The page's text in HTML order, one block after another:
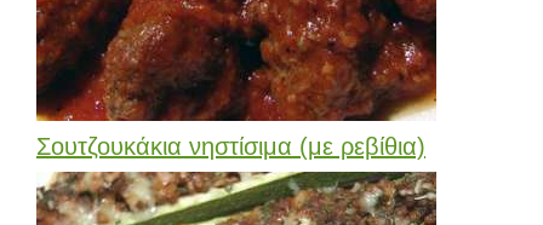
Σουτζουκάκια νηστίσιμα (με ρεβίθια)